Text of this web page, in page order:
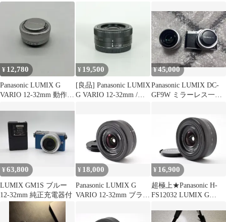
¥ 12,780
Panasonic LUMIX G
VARIO 12-32mm 動作良
¥ 19,500
[良品] Panasonic LUMIX
G VARIO 12-32mm /
クロフォーサーズマウ
¥45,000
Panasonic LUMIX DC-
GF9W ミラーレス一眼
¥63,800
LUMIX GM1S ブルー
12-32mm 純正充電器付
¥ 18,000
Panasonic LUMIX G
VARIO 12-32mm ブラッ
¥ 16,900
超極上★Panasonic H-
FS12032 LUMIX G